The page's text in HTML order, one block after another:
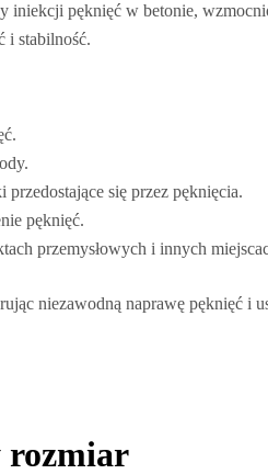
iniekcji pęknięć w betonie,
i stabilność.
się przez pęknięcia.
pęknięć.
przemysłowych i innych
niezawodną naprawę pęknięć i
rozmiar